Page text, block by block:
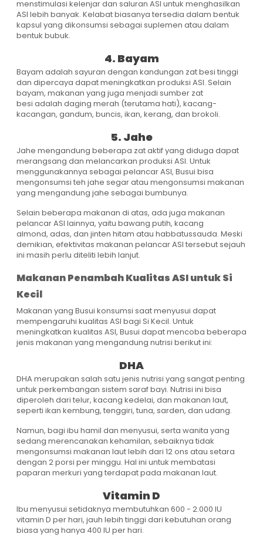
menstimulasi kelenjar dan saluran ASI untuk menghasilkan
ASI lebih banyak. Kelabat biasanya tersedia dalam bentuk
kapsul yang dikonsumsi sebagai suplemen atau dalam
bentuk bubuk.
4. Bayam
Bayam adalah sayuran dengan kandungan zat besi tinggi
dan dipercaya dapat meningkatkan produksi ASI. Selain
bayam, makanan yang juga menjadi sumber zat
besi adalah daging merah (terutama hati), kacang-
kacangan, gandum, buncis, ikan, kerang, dan brokoli.
5. Jahe
Jahe mengandung beberapa zat aktif yang diduga dapat
merangsang dan melancarkan produksi ASI. Untuk
menggunakannya sebagai pelancar ASI, Busui bisa
mengonsumsi teh jahe segar atau mengonsumsi makanan
yang mengandung jahe sebagai bumbunya.
Selain beberapa makanan di atas, ada juga makanan
pelancar ASI lainnya, yaitu bawang putih, kacang
almond, adas, dan jinten hitam atau habbatussauda. Meski
demikian, efektivitas makanan pelancar ASI tersebut sejauh
ini masih perlu diteliti lebih lanjut.
Makanan Penambah Kualitas ASI untuk Si
Kecil
Makanan yang Busui konsumsi saat menyusui dapat
mempengaruhi kualitas ASI bagi Si Kecil. Untuk
meningkatkan kualitas ASI, Busui dapat mencoba beberapa
jenis makanan yang mengandung nutrisi berikut ini:
DHA
DHA merupakan salah satu jenis nutrisi yang sangat penting
untuk perkembangan sistem saraf bayi. Nutrisi ini bisa
diperoleh dari telur, kacang kedelai, dan makanan laut,
seperti ikan kembung, tenggiri, tuna, sarden, dan udang.
Namun, bagi ibu hamil dan menyusui, serta wanita yang
sedang merencanakan kehamilan, sebaiknya tidak
mengonsumsi makanan laut lebih dari 12 ons atau setara
dengan 2 porsi per minggu. Hal ini untuk membatasi
paparan merkuri yang terdapat pada makanan laut.
Vitamin D
Ibu menyusui setidaknya membutuhkan 600 - 2.000 IU
vitamin D per hari, jauh lebih tinggi dari kebutuhan orang
biasa yang hanya 400 IU per hari.